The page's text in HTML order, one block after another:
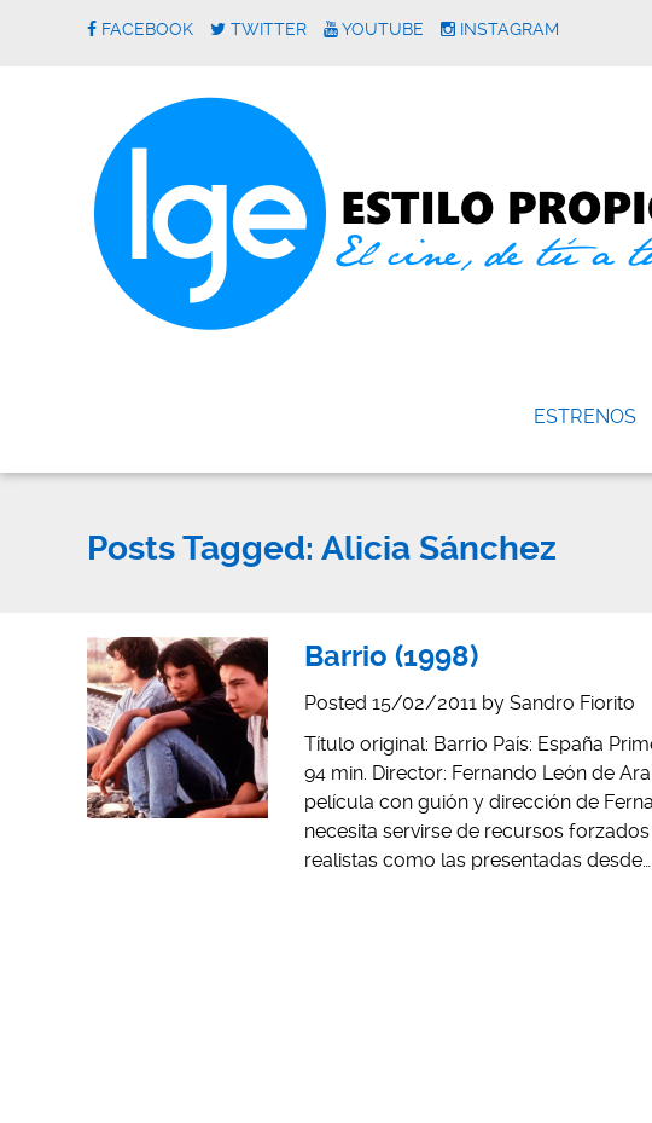
FACEBOOK TWITTER YOUTUBE INSTAGRAM
ESTRENOS
Posts Tagged: Alicia Sánchez
Barrio (1998)
Posted 15/02/2011 by Sandro Fiorito
Título original: Barrio País: España
94 min. Director: Fernando León de
película con guión y dirección de
necesita servirse de recursos
realistas como las presentadas desde…